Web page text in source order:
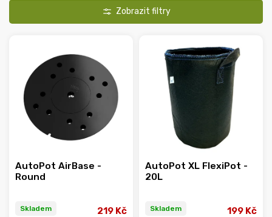
AutoPot AirBase -
Round
Skladem 219 Kč
AutoPot XL FlexiPot -
20L
Skladem 199 Kč